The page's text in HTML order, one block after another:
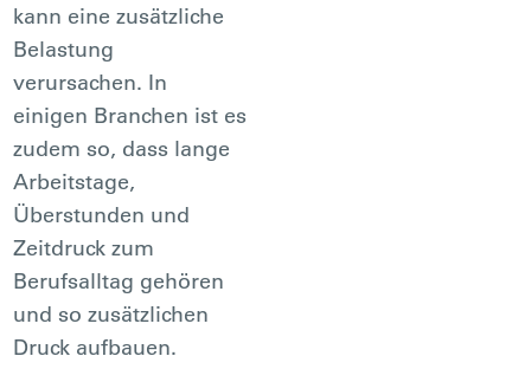
kann eine zusätzliche
Belastung
verursachen. In
einigen Branchen ist es
zudem so, dass lange
Arbeitstage,
Überstunden und
Zeitdruck zum
Berufsalltag gehören
und so zusätzlichen
Druck aufbauen.